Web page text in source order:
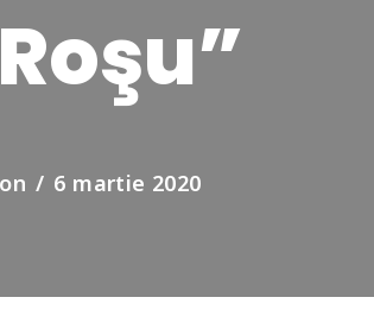
6 martie 2020